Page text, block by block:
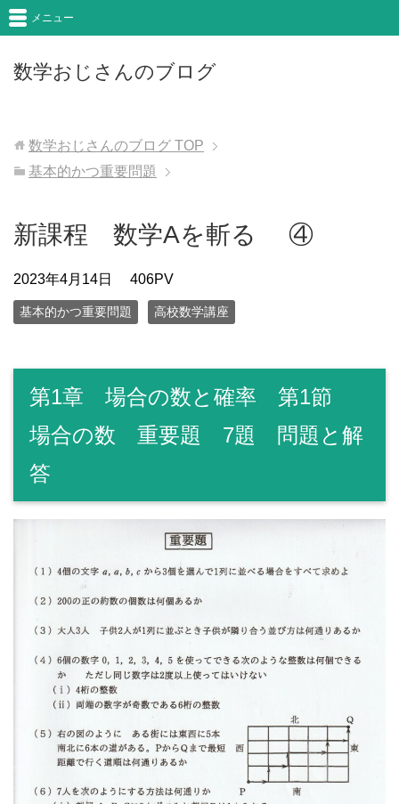
数学おじさんのブログ
メニュー
数学おじさんのブログ TOP
基本的かつ重要問題
新課程 数学Aを斬る ④
2023年4月14日 406PV
基本的かつ重要問題 高校数学講座
第1章 場合の数と確率 第1節
場合の数 重要題 7題 問題と解
答